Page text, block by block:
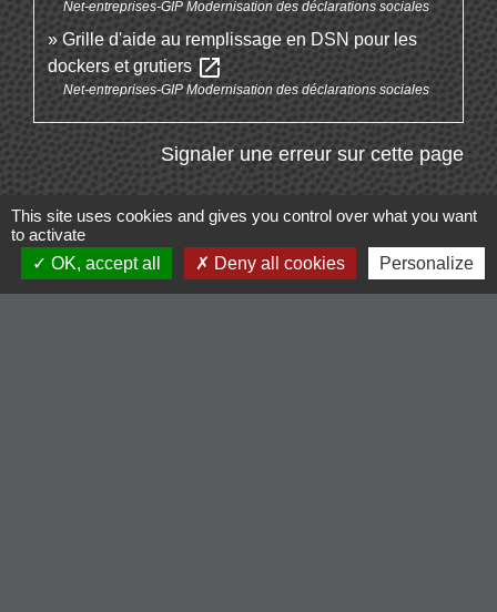
Net-entreprises-GIP Modernisation des déclarations sociales
Grille d'aide au remplissage en DSN pour les
dockers et grutiersopen_in_new
Net-entreprises-GIP Modernisation des déclarations sociales
Signaler une erreur sur cette page
Contacts
This site uses cookies and gives you control over what you want
to activate
OK, accept all
Deny all cookies Personalize